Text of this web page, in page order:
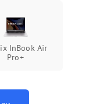
InBook Air
Pro+